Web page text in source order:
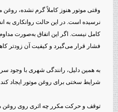
وقتی موتور هنوز کاملاً گرم نشده، روغن
نرسیده است. در این حالت روانکاری به
کامل نیست. اگر این اتفاق به‌صورت
فشار قرار می‌گیرد و کیفیت آن زودتر
به همین دلیل، رانندگی شهری با وجود
شرایط سختی برای روغن موتور ایجاد کند.
توقف و حرکت مکرر چه اثری روی روغن